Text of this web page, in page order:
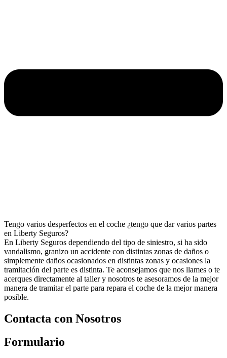
Tengo varios desperfectos en el coche ¿tengo que dar varios partes
en Liberty Seguros?
En Liberty Seguros dependiendo del tipo de siniestro, si ha sido
vandalismo, granizo un accidente con distintas zonas de daños o
simplemente daños ocasionados en distintas zonas y ocasiones la
tramitación del parte es distinta. Te aconsejamos que nos llames o te
acerques directamente al taller y nosotros te asesoramos de la mejor
manera de tramitar el parte para repara el coche de la mejor manera
posible.
Contacta con Nosotros
Formulario